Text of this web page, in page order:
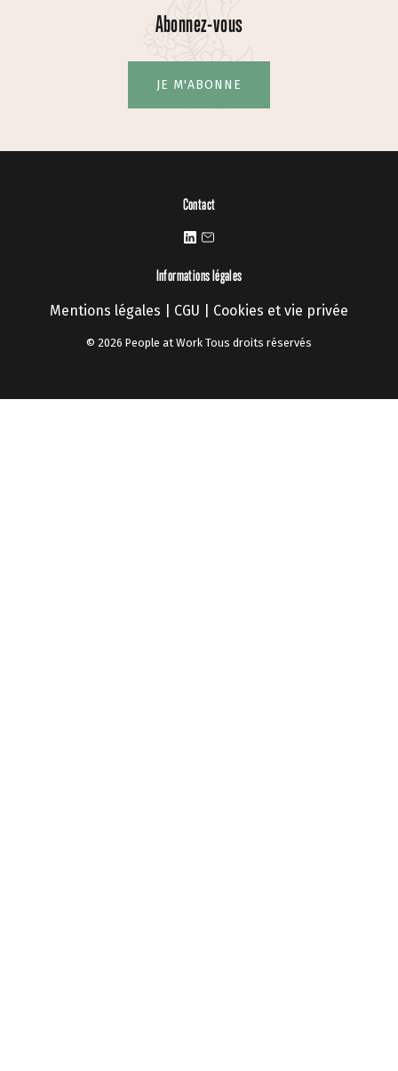
Abonnez-vous
JE M'ABONNE
Contact
Informations légales
Mentions légales CGU Cookies et vie privée
© 2026 People at Work Tous droits réservés